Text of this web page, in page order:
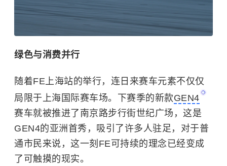
绿色与消费并行
随着FE上海站的举行，连日来赛车元素不仅仅
局限于上海国际赛车场。下赛季的新款GEN4
赛车就被推进了南京路步行街世纪广场，这是
GEN4的亚洲首秀，吸引了许多人驻足，对于普
通市民来说，这一刻FE可持续的理念已经变成
了可触摸的现实。